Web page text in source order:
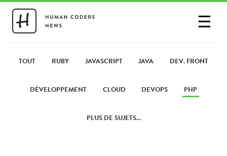
☰
PARTAGER UN LIEN
TOUT RUBY JAVASCRIPT JAVA DEV. FRONT
DÉVELOPPEMENT CLOUD DEVOPS PHP
PLUS DE SUJETS...